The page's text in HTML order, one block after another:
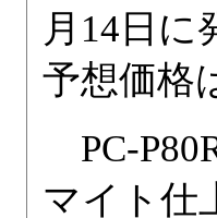
月14日
予想価格
PC-
マイト仕